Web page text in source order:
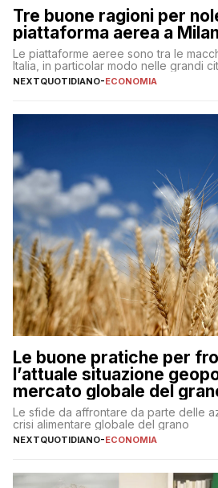
Tre buone ragioni per
piattaforma aerea a
Le piattaforme aeree sono tra le
Italia, in particolar modo nelle grandi
NEXTQUOTIDIANO-ECONOMIA
Le buone pratiche per
l’attuale situazione
mercato globale del
Le sfide da affrontare da parte delle
crisi alimentare globale del grano
NEXTQUOTIDIANO-ECONOMIA